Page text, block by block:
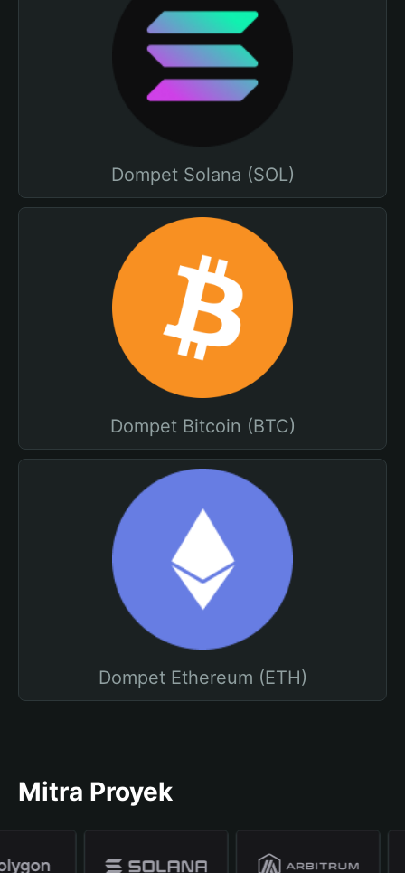
Dompet Solana (SOL)
Dompet Bitcoin (BTC)
Dompet Ethereum (ETH)
Mitra Proyek